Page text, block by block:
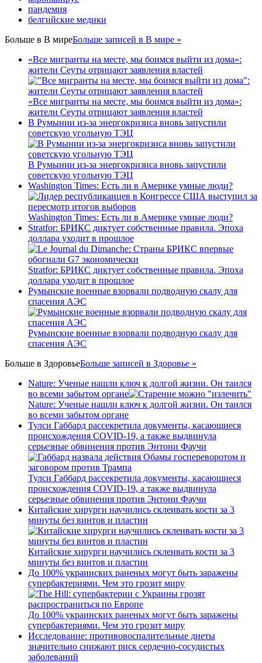
пандемия
белгийские медики
Больше в В миреБольше записей в В мире »
«Все мигранты на месте, мы боимся выйти из дома»:
жители Сеуты отрицают заявления властей
«Все мигранты на месте, мы боимся выйти из дома»:
жители Сеуты отрицают заявления властей
В Румынии из-за энергокризиса вновь запустили
советскую угольную ТЭЦ
В Румынии из-за энергокризиса вновь запустили
советскую угольную ТЭЦ
Washington Times: Есть ли в Америке умные люди?
Washington Times: Есть ли в Америке умные люди?
Stratfor: БРИКС диктует собственные правила. Эпоха
доллара уходит в прошлое
Stratfor: БРИКС диктует собственные правила. Эпоха
доллара уходит в прошлое
Румынские военные взорвали подводную скалу для
спасения АЭС
Румынские военные взорвали подводную скалу для
спасения АЭС
Больше в ЗдоровьеБольше записей в Здоровье »
Nature: Ученые нашли ключ к долгой жизни. Он таился
во всеми забытом органе
Nature: Ученые нашли ключ к долгой жизни. Он таился
во всеми забытом органе
Тулси Габбард рассекретила документы, касающиеся
происхождения COVID-19, а также выдвинула
серьезные обвинения против Энтони Фаучи
Тулси Габбард рассекретила документы, касающиеся
происхождения COVID-19, а также выдвинула
серьезные обвинения против Энтони Фаучи
Китайские хирурги научились склеивать кости за 3
минуты без винтов и пластин
Китайские хирурги научились склеивать кости за 3
минуты без винтов и пластин
До 100% украинских раненых могут быть заражены
супербактериями. Чем это грозит миру
До 100% украинских раненых могут быть заражены
супербактериями. Чем это грозит миру
Исследование: противовоспалительные диеты
значительно снижают риск сердечно-сосудистых
заболеваний